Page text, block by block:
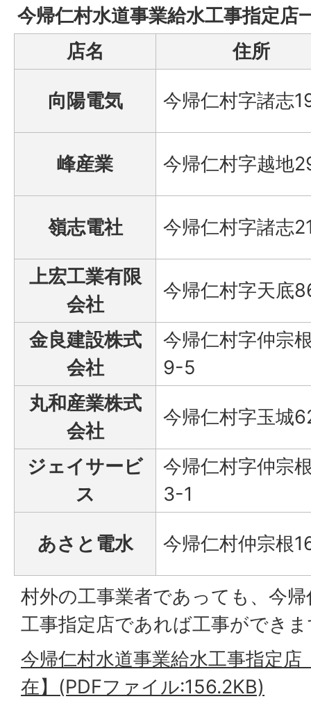
今帰仁村水道事業給水工事指定店
店名
住所
向陽電気 今帰仁村字諸志
峰産業 今帰仁村字越地
嶺志電社 今帰仁村字諸志
上宏工業有限
会社
今帰仁村字天底
金良建設株式
会社
今帰仁村字仲宗
9-5
丸和産業株式
会社
今帰仁村字玉城
ジェイサービ
ス
今帰仁村字仲宗
3-1
あさと電水 今帰仁村仲宗根
村外の工事業者であっても、今
工事指定店であれば工事ができ
今帰仁村水道事業給水工事指定
在】(PDFファイル:156.2KB)